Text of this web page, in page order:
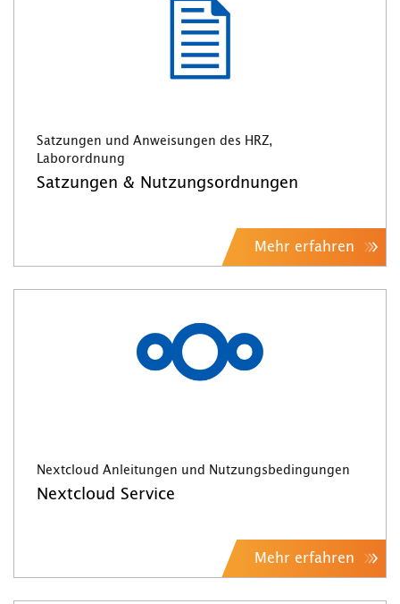
Satzungen und Anweisungen des HRZ,
Laborordnung
Satzungen & Nutzungsordnungen
Mehr erfahren
Nextcloud Anleitungen und Nutzungsbedingungen
Nextcloud Service
Mehr erfahren